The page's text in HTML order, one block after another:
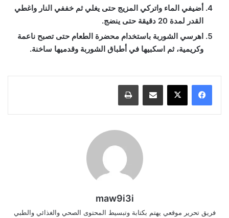
أضيفي الماء واتركي المزيج حتى يغلي ثم خففي النار واغطي
القدر لمدة 20 دقيقة حتى ينضج.
اهرسي الشوربة باستخدام محضرة الطعام حتى تصبح ناعمة
وكريمية، ثم اسكبيها في أطباق الشوربة وقدميها ساخنة.
مشاركة عبر البريد طباعة
maw9i3i
فريق تحرير موقعي يهتم بكتابة وتبسيط المحتوى الصحي والغذائي والطبي